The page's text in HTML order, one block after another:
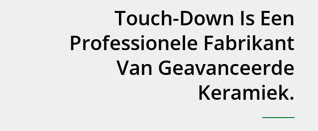
Touch-Down Is Een
Professionele Fabrikant
Van Geavanceerde
Keramiek.